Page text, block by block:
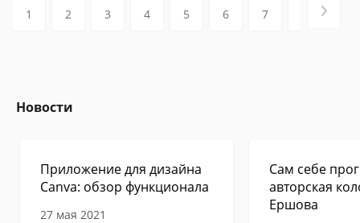
1 2 3 4 5 6 7
Новости
Приложение для дизайна
Canva: обзор функционала
27 мая 2021
Сам себе
авторская
Ершова